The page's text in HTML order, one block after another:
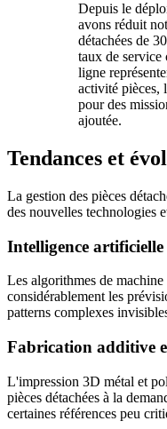
Depuis le
avons réduit
détachées de
taux de service
ligne
activité pièces,
pour des
ajoutée.
Tendances et
La gestion des pièces
des nouvelles technologies
Intelligence
Les algorithmes de
considérablement les
patterns complexes
Fabrication additive
L'impression 3D métal et
pièces détachées à la
certaines références peu